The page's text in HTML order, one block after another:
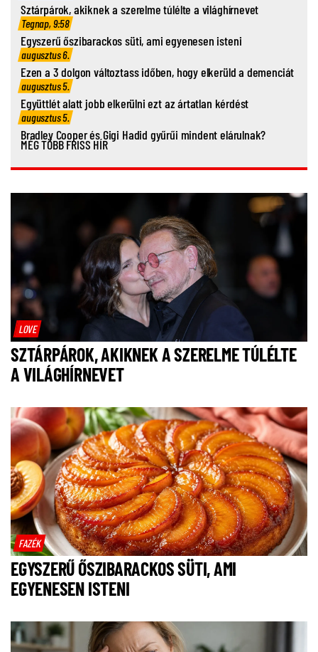
Sztárpárok, akiknek a szerelme túlélte a világhírnevet
Tegnap, 9:58
Egyszerű őszibarackos süti, ami egyenesen isteni
augusztus 6.
Ezen a 3 dolgon változtass időben, hogy elkerüld a demenciát
augusztus 5.
Együttlét alatt jobb elkerülni ezt az ártatlan kérdést
augusztus 5.
Bradley Cooper és Gigi Hadid gyűrűi mindent elárulnak?
MÉG TÖBB FRISS HÍR
LOVE
SZTÁRPÁROK, AKIKNEK A SZERELME TÚLÉLTE
A VILÁGHÍRNEVET
FAZÉK
EGYSZERŰ ŐSZIBARACKOS SÜTI, AMI
EGYENESEN ISTENI